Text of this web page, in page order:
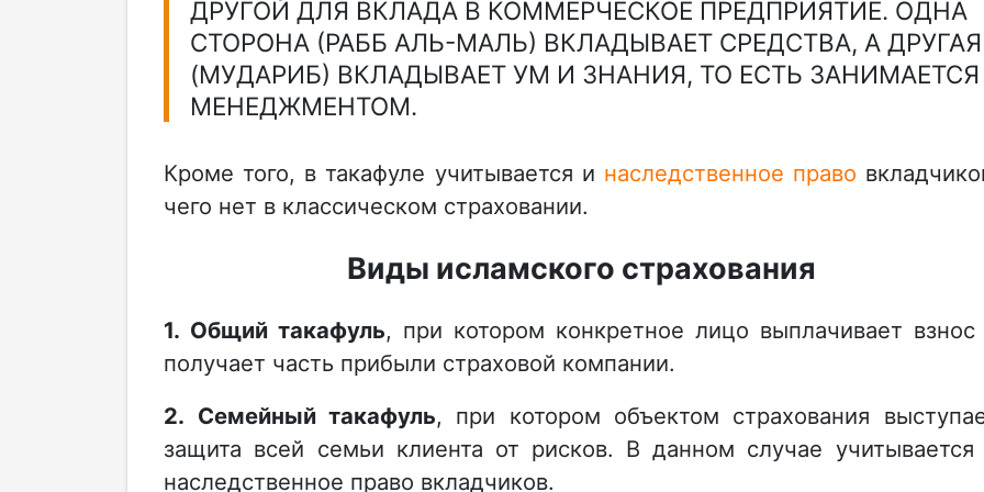
ДРУГОЙ ДЛЯ ВКЛАДА В КОММЕРЧЕСКОЕ ПРЕДПРИЯТИЕ. ОДНА
СТОРОНА (РАББ АЛЬ-МАЛЬ) ВКЛАДЫВАЕТ СРЕДСТВА, А ДРУГАЯ
(МУДАРИБ) ВКЛАДЫВАЕТ УМ И ЗНАНИЯ, ТО ЕСТЬ ЗАНИМАЕТСЯ
МЕНЕДЖМЕНТОМ.
Кроме того, в такафуле учитывается и наследственное право
чего нет в классическом страховании.
Виды исламского страхования
1. Общий такафуль, при котором конкретное лицо выплачивает взнос
получает часть прибыли страховой компании.
2. Семейный такафуль, при котором объектом страхования
защита всей семьи клиента от рисков. В данном случае учитывается
наследственное право вкладчиков.